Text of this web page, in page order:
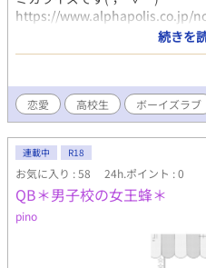
https://www.alphapolis.co.jp/
編に収めるのに～お話しじたい
後までくらい バッサリお話し
りとも黒髪だと重いなぁで
双子設定なんだから 美海ちゃ
う！とか言っちゃって 細かい修
んが見たい方は 「海は明日もお
https://www.alphapolis.co.jp/
てｗお楽しみくださいまし(・∀・)
続きを
恋愛 高校生 ボーイズラブ
連載中 R18
お気に入り : 58 24h.ポイント : 0
QB＊男子校の女王蜂＊
pino